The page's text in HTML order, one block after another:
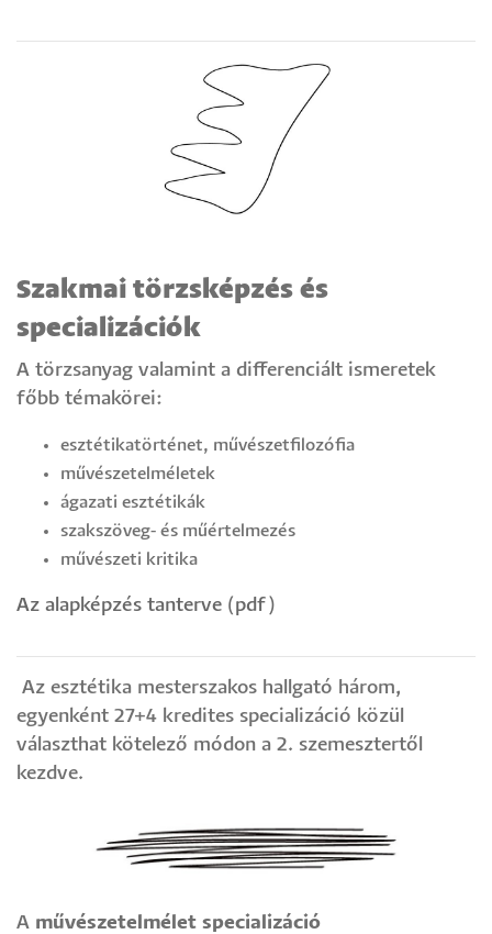
Szakmai törzsképzés és
specializációk
A törzsanyag valamint a differenciált ismeretek
főbb témakörei:
esztétikatörténet, művészetfilozófia
művészetelméletek
ágazati esztétikák
szakszöveg- és műértelmezés
művészeti kritika
Az alapképzés tanterve (pdf)
Az esztétika mesterszakos hallgató három,
egyenként 27+4 kredites specializáció közül
választhat kötelező módon a 2. szemesztertől
kezdve.
​​​​A művészetelmélet specializáció